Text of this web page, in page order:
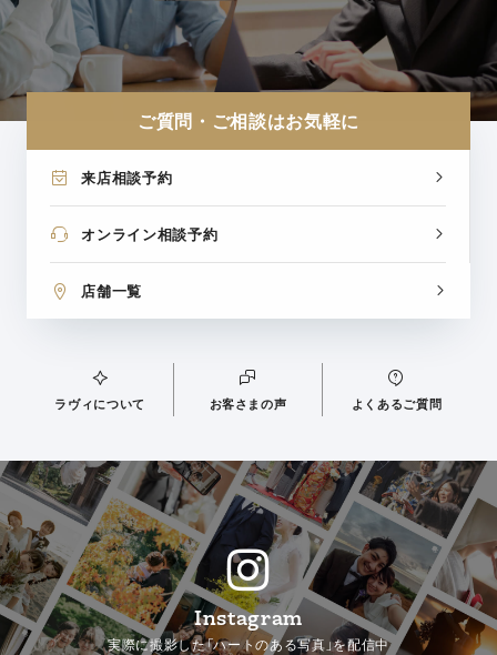
ご質問・ご相談はお気軽に
来店相談予約
オンライン相談予約
店舗一覧
ラヴィについて お客さまの声 よくあるご質問
Instagram
実際に撮影した「ハートのある写真」を配信中